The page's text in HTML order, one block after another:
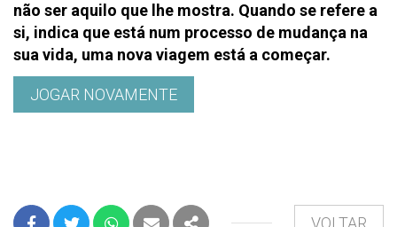
não ser aquilo que lhe mostra. Quando se refere a
si, indica que está num processo de mudança na
sua vida, uma nova viagem está a começar.
JOGAR NOVAMENTE
VOLTAR